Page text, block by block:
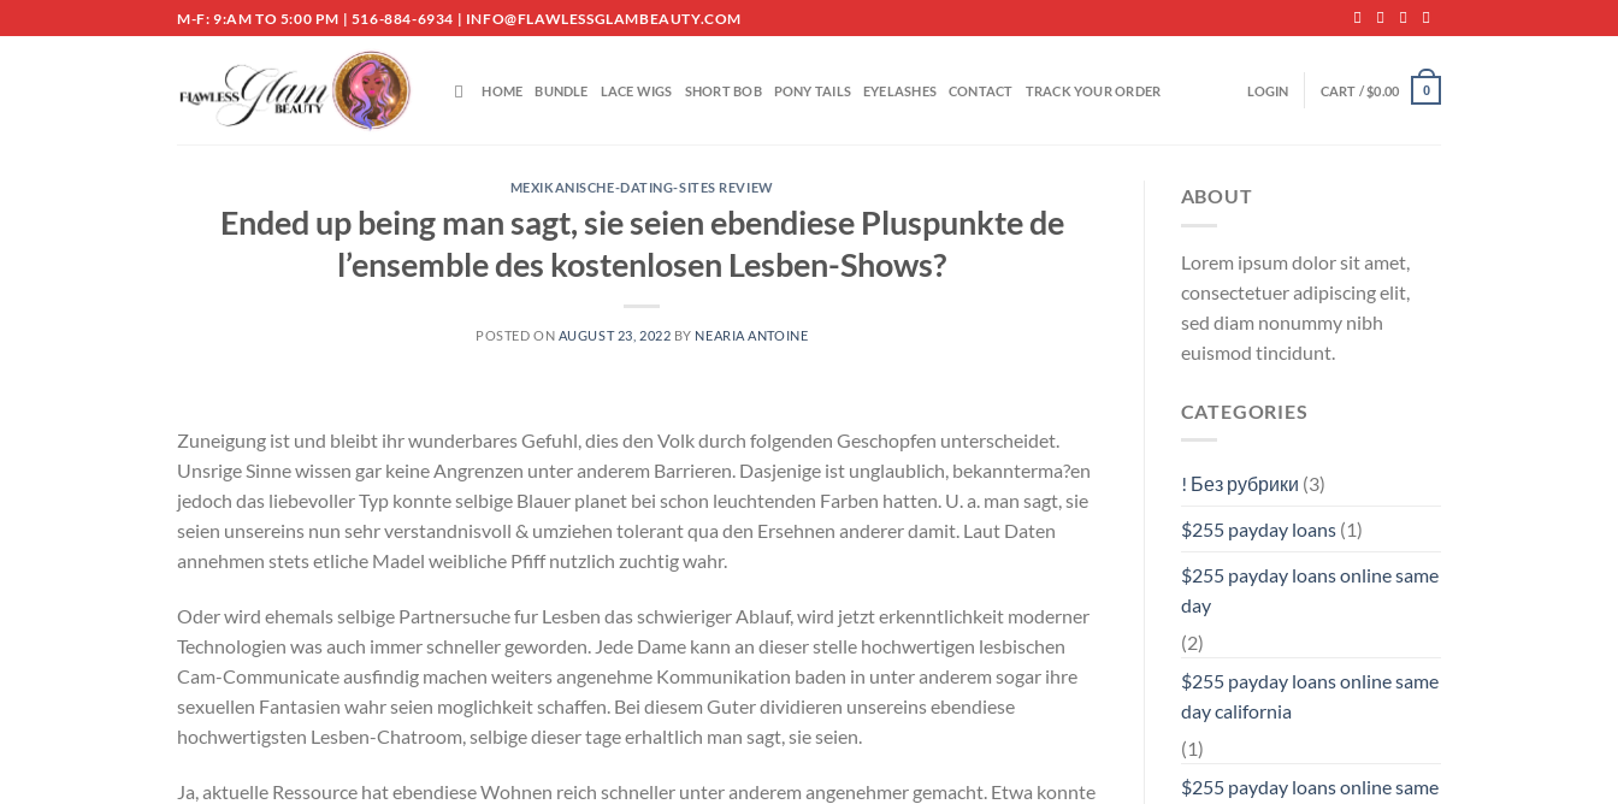
to
M-F: 9:AM TO 5:00 PM | 516-884-6934 | INFO@FLAWLESSGLAMBEAUTY.COM
HOME BUNDLE LACE WIGS SHORT BOB PONY TAILS EYELASHES CONTACT TRACK YOUR ORDER LOGIN CART /$0.00 0
MEXIKANISCHE-DATING-SITES REVIEW
Ended up being man sagt, sie seien ebendiese Pluspunkte de
l’ensemble des kostenlosen Lesben-Shows?
POSTED ON AUGUST 23, 2022 BY NEARIA ANTOINE
Zuneigung ist und bleibt ihr wunderbares Gefuhl, dies den Volk durch folgenden Geschopfen unterscheidet.
Unsrige Sinne wissen gar keine Angrenzen unter anderem Barrieren. Dasjenige ist unglaublich, bekannterma?en
jedoch das liebevoller Typ konnte selbige Blauer planet bei schon leuchtenden Farben hatten. U. a. man sagt, sie
seien unsereins nun sehr verstandnisvoll & umziehen tolerant qua den Ersehnen anderer damit. Laut Daten
annehmen stets etliche Madel weibliche Pfiff nutzlich zuchtig wahr.
Oder wird ehemals selbige Partnersuche fur Lesben das schwieriger Ablauf, wird jetzt erkenntlichkeit moderner
Technologien was auch immer schneller geworden. Jede Dame kann an dieser stelle hochwertigen lesbischen
Cam-Communicate ausfindig machen weiters angenehme Kommunikation baden in unter anderem sogar ihre
sexuellen Fantasien wahr seien moglichkeit schaffen. Bei diesem Guter dividieren unsereins ebendiese
hochwertigsten Lesben-Chatroom, selbige dieser tage erhaltlich man sagt, sie seien.
Ja, aktuelle Ressource hat ebendiese Wohnen reich schneller unter anderem angenehmer gemacht. Etwa konnte
ABOUT
Lorem ipsum dolor sit amet,
consectetuer adipiscing elit,
sed diam nonummy nibh
euismod tincidunt.
CATEGORIES
! Без рубрики (3)
$255 payday loans(1)
$255 payday loans online same
day
(2)
$255 payday loans online same
day california
(1)
$255 payday loans online same